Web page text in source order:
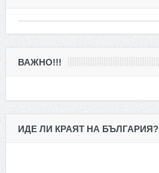
ВАЖНО!!!
ИДЕ ЛИ КРАЯТ НА БЪЛГАРИЯ?